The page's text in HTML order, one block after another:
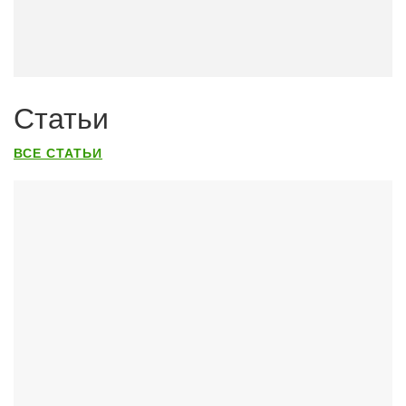
Статьи
ВСЕ СТАТЬИ